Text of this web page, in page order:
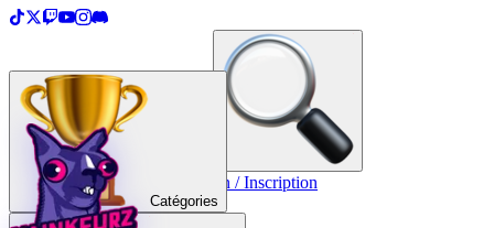
Créer une TopList Connexion / Inscription
Catégories